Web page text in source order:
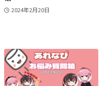
2024年2月20日